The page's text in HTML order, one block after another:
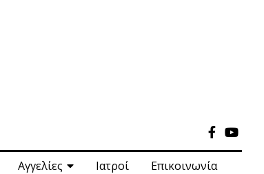
Αγγελίες Ιατροί Επικοινωνία